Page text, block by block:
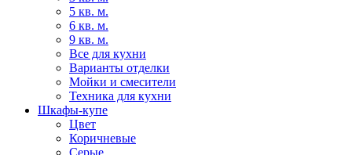
5 кв. м.
6 кв. м.
9 кв. м.
Все для кухни
Варианты отделки
Мойки и смесители
Техника для кухни
Шкафы-купе
Цвет
Коричневые
Серые